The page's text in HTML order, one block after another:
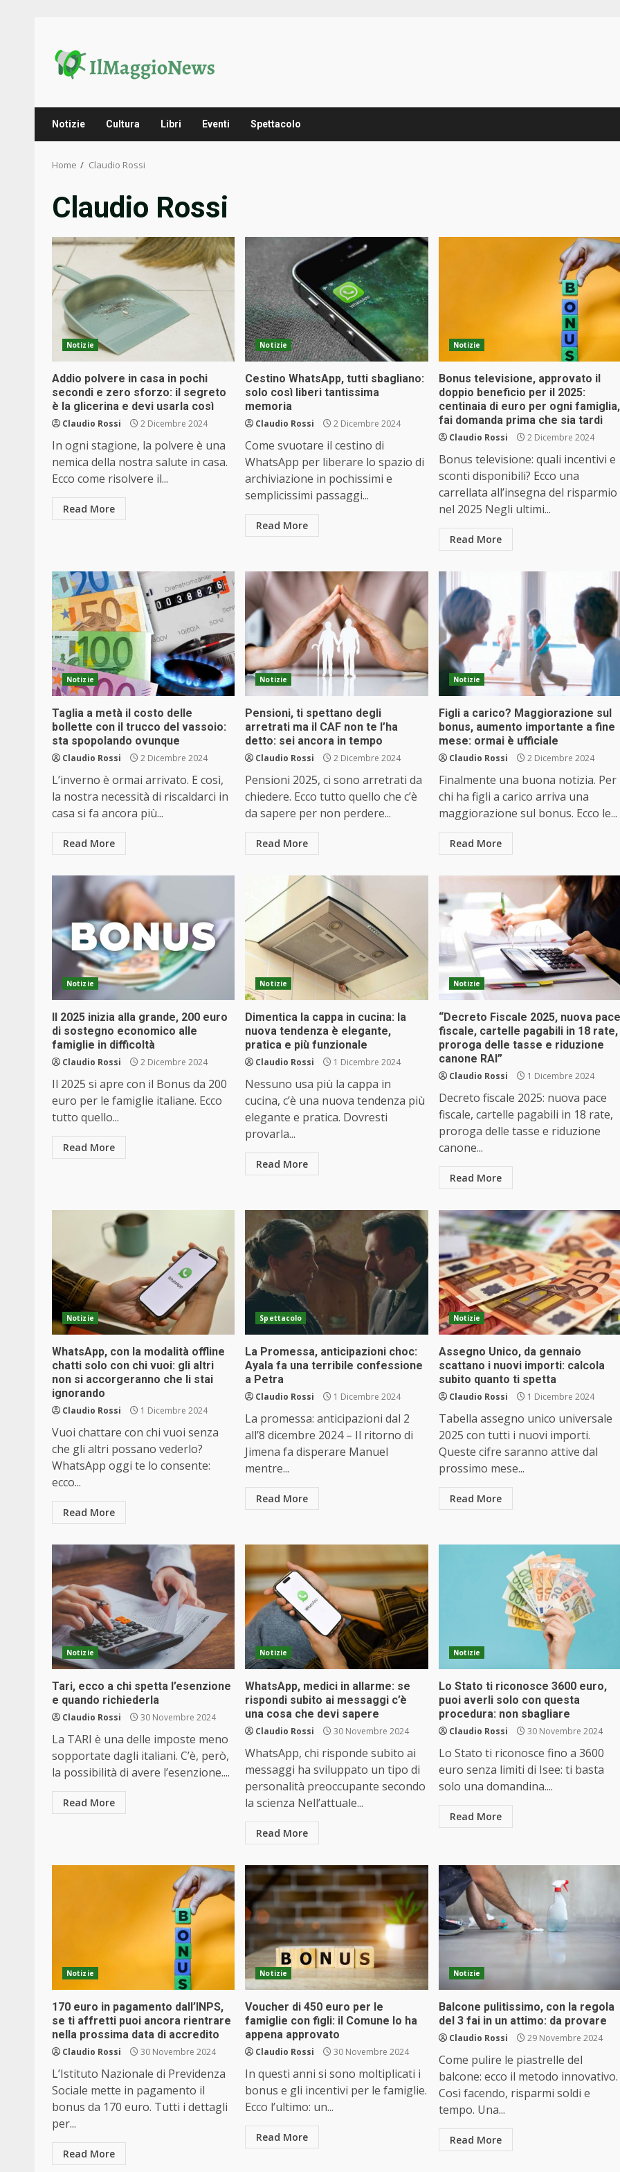
content
Notizie Cultura Libri Eventi Spettacolo
Home Claudio Rossi
Claudio Rossi
Notizie
Addio polvere in casa in pochi
secondi e zero sforzo: il segreto
è la glicerina e devi usarla così
Claudio Rossi 2 Dicembre 2024
In ogni stagione, la polvere è una
nemica della nostra salute in casa.
Ecco come risolvere il...
Read More
Notizie
Cestino WhatsApp, tutti sbagliano:
solo così liberi tantissima
memoria
Claudio Rossi 2 Dicembre 2024
Come svuotare il cestino di
WhatsApp per liberare lo spazio di
archiviazione in pochissimi e
semplicissimi passaggi...
Read More
Notizie
Bonus televisione, approvato il
doppio beneficio per il 2025:
centinaia di euro per ogni famiglia,
fai domanda prima che sia tardi
Claudio Rossi 2 Dicembre 2024
Bonus televisione: quali incentivi e
sconti disponibili? Ecco una
carrellata all’insegna del risparmio
nel 2025 Negli ultimi...
Read More
Notizie
Taglia a metà il costo delle
bollette con il trucco del vassoio:
sta spopolando ovunque
Claudio Rossi 2 Dicembre 2024
L’inverno è ormai arrivato. E così,
la nostra necessità di riscaldarci in
casa si fa ancora più...
Read More
Notizie
Pensioni, ti spettano degli
arretrati ma il CAF non te l’ha
detto: sei ancora in tempo
Claudio Rossi 2 Dicembre 2024
Pensioni 2025, ci sono arretrati da
chiedere. Ecco tutto quello che c’è
da sapere per non perdere...
Read More
Notizie
Figli a carico? Maggiorazione sul
bonus, aumento importante a fine
mese: ormai è ufficiale
Claudio Rossi 2 Dicembre 2024
Finalmente una buona notizia. Per
chi ha figli a carico arriva una
maggiorazione sul bonus. Ecco le...
Read More
Notizie
Il 2025 inizia alla grande, 200 euro
di sostegno economico alle
famiglie in difficoltà
Claudio Rossi 2 Dicembre 2024
Il 2025 si apre con il Bonus da 200
euro per le famiglie italiane. Ecco
tutto quello...
Read More
Notizie
Dimentica la cappa in cucina: la
nuova tendenza è elegante,
pratica e più funzionale
Claudio Rossi 1 Dicembre 2024
Nessuno usa più la cappa in
cucina, c’è una nuova tendenza più
elegante e pratica. Dovresti
provarla...
Read More
Notizie
“Decreto Fiscale 2025, nuova pace
fiscale, cartelle pagabili in 18 rate,
proroga delle tasse e riduzione
canone RAI”
Claudio Rossi 1 Dicembre 2024
Decreto fiscale 2025: nuova pace
fiscale, cartelle pagabili in 18 rate,
proroga delle tasse e riduzione
canone...
Read More
Notizie
WhatsApp, con la modalità offline
chatti solo con chi vuoi: gli altri
non si accorgeranno che li stai
ignorando
Claudio Rossi 1 Dicembre 2024
Vuoi chattare con chi vuoi senza
che gli altri possano vederlo?
WhatsApp oggi te lo consente:
ecco...
Read More
Spettacolo
La Promessa, anticipazioni choc:
Ayala fa una terribile confessione
a Petra
Claudio Rossi 1 Dicembre 2024
La promessa: anticipazioni dal 2
all’8 dicembre 2024 – Il ritorno di
Jimena fa disperare Manuel
mentre...
Read More
Notizie
Assegno Unico, da gennaio
scattano i nuovi importi: calcola
subito quanto ti spetta
Claudio Rossi 1 Dicembre 2024
Tabella assegno unico universale
2025 con tutti i nuovi importi.
Queste cifre saranno attive dal
prossimo mese...
Read More
Notizie
Tari, ecco a chi spetta l’esenzione
e quando richiederla
Claudio Rossi 30 Novembre 2024
La TARI è una delle imposte meno
sopportate dagli italiani. C’è, però,
la possibilità di avere l’esenzione....
Read More
Notizie
WhatsApp, medici in allarme: se
rispondi subito ai messaggi c’è
una cosa che devi sapere
Claudio Rossi 30 Novembre 2024
WhatsApp, chi risponde subito ai
messaggi ha sviluppato un tipo di
personalità preoccupante secondo
la scienza Nell’attuale...
Read More
Notizie
Lo Stato ti riconosce 3600 euro,
puoi averli solo con questa
procedura: non sbagliare
Claudio Rossi 30 Novembre 2024
Lo Stato ti riconosce fino a 3600
euro senza limiti di Isee: ti basta
solo una domandina....
Read More
Notizie
170 euro in pagamento dall’INPS,
se ti affretti puoi ancora rientrare
nella prossima data di accredito
Claudio Rossi 30 Novembre 2024
L’Istituto Nazionale di Previdenza
Sociale mette in pagamento il
bonus da 170 euro. Tutti i dettagli
per...
Read More
Notizie
Voucher di 450 euro per le
famiglie con figli: il Comune lo ha
appena approvato
Claudio Rossi 30 Novembre 2024
In questi anni si sono moltiplicati i
bonus e gli incentivi per le famiglie.
Ecco l’ultimo: un...
Read More
Notizie
Balcone pulitissimo, con la regola
del 3 fai in un attimo: da provare
Claudio Rossi 29 Novembre 2024
Come pulire le piastrelle del
balcone: ecco il metodo innovativo.
Così facendo, risparmi soldi e
tempo. Una...
Read More